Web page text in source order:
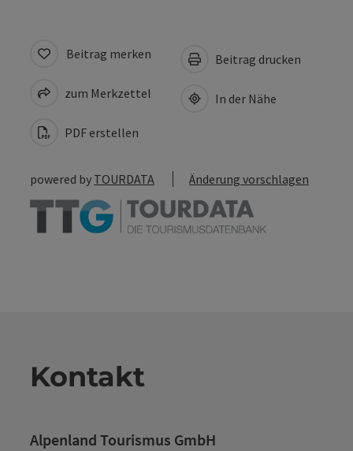
Beitrag merken
zum Merkzettel
PDF erstellen
Beitrag drucken
In der Nähe
powered by TOURDATA Änderung vorschlagen
Kontakt
Alpenland Tourismus GmbH